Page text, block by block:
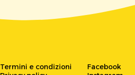
Termini e condizioni
Facebook